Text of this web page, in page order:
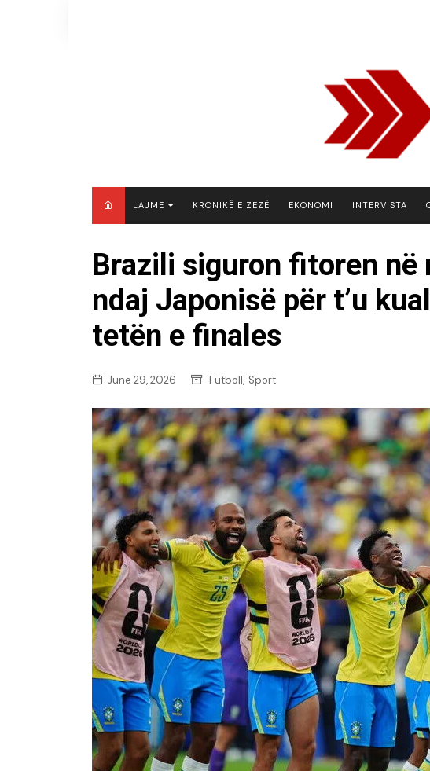
LAJME
KOSOVË
SHQIPËRI
RAJON
BOTË
KRONIKË E ZEZË EKONOMI INTERVISTA
Brazili siguron fitoren
ndaj Japonisë për t’u
tetën e finales
June 29, 2026 Futboll, Sport